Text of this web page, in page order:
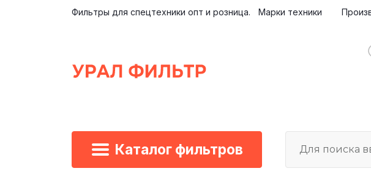
Каталог фильтров
Фильтры для спецтехники опт и розница. Марки техники